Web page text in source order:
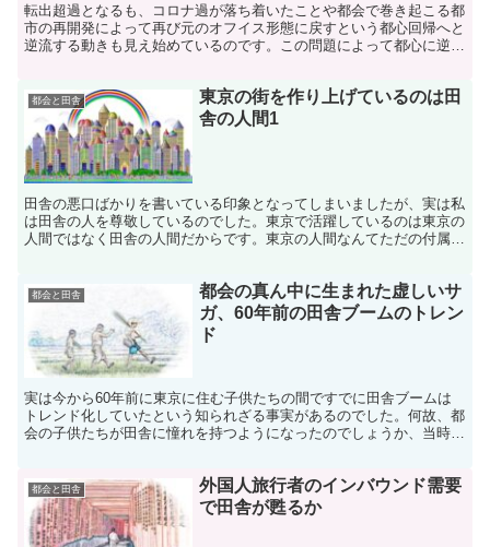
転出超過となるも、コロナ過が落ち着いたことや都会で巻き起こる都
市の再開発によって再び元のオフイス形態に戻すという都心回帰へと
逆流する動きも見え始めているのです。この問題によって都心に逆流
都会と田舎
東京の街を作り上げているのは田
舎の人間1
田舎の悪口ばかりを書いている印象となってしまいましたが、実は私
は田舎の人を尊敬しているのでした。東京で活躍しているのは東京の
人間ではなく田舎の人間だからです。東京の人間なんてただの付属品
都会と田舎
都会の真ん中に生まれた虚しいサ
ガ、60年前の田舎ブームのトレン
ド
実は今から60年前に東京に住む子供たちの間ですでに田舎ブームは
トレンド化していたという知られざる事実があるのでした。何故、都
会の子供たちが田舎に憧れを持つようになったのでしょうか、当時を
都会と田舎
外国人旅行者のインバウンド需要
で田舎が甦るか